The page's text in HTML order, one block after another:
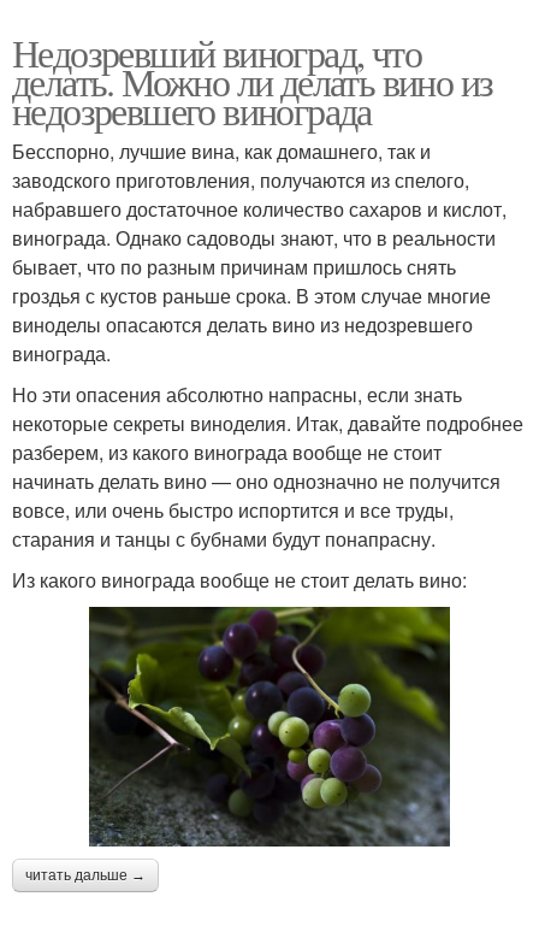
Недозревший виноград, что
делать. Можно ли делать вино из
недозревшего винограда
Бесспорно, лучшие вина, как домашнего, так и
заводского приготовления, получаются из спелого,
набравшего достаточное количество сахаров и кислот,
винограда. Однако садоводы знают, что в реальности
бывает, что по разным причинам пришлось снять
гроздья с кустов раньше срока. В этом случае многие
виноделы опасаются делать вино из недозревшего
винограда.
Но эти опасения абсолютно напрасны, если знать
некоторые секреты виноделия. Итак, давайте подробнее
разберем, из какого винограда вообще не стоит
начинать делать вино — оно однозначно не получится
вовсе, или очень быстро испортится и все труды,
старания и танцы с бубнами будут понапрасну.
Из какого винограда вообще не стоит делать вино:
читать дальше →